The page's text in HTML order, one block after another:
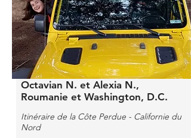
Octavian N. et Alexia N.,
Roumanie et Washington, D.C.
Itinéraire de la Côte Perdue - Californie du
Nord